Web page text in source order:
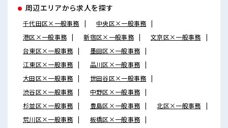
周辺エリアから求人を探す
千代田区×一般事務
中央区×一般事務
港区×一般事務
新宿区×一般事務
文京区×一般事務
台東区×一般事務
墨田区×一般事務
江東区×一般事務
品川区×一般事務
大田区×一般事務
世田谷区×一般事務
渋谷区×一般事務
中野区×一般事務
杉並区×一般事務
豊島区×一般事務
北区×一般事務
荒川区×一般事務
板橋区×一般事務